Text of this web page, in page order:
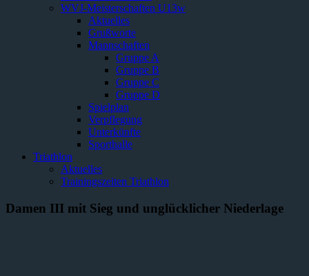
WVJ-Meisterschaften U13w
Aktuelles
Grußworte
Mannschaften
Gruppe A
Gruppe B
Gruppe C
Gruppe D
Spielplan
Verpflegung
Unterkünfte
Sporthalle
Triathlon
Aktuelles
Trainingszeiten Triathlon
Damen III mit Sieg und unglücklicher Niederlage